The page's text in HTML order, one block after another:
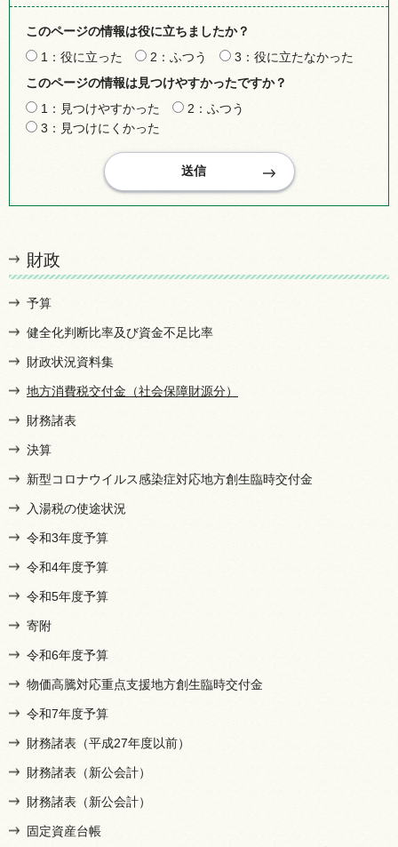
このページの情報は役に立ちましたか？
1：役に立った
2：ふつう
3：役に立たなかった
このページの情報は見つけやすかったですか？
1：見つけやすかった
2：ふつう
3：見つけにくかった
財政
予算
健全化判断比率及び資金不足比率
財政状況資料集
地方消費税交付金（社会保障財源分）
財務諸表
決算
新型コロナウイルス感染症対応地方創生臨時交付金
入湯税の使途状況
令和3年度予算
令和4年度予算
令和5年度予算
寄附
令和6年度予算
物価高騰対応重点支援地方創生臨時交付金
令和7年度予算
財務諸表（平成27年度以前）
財務諸表（新公会計）
財務諸表（新公会計）
固定資産台帳